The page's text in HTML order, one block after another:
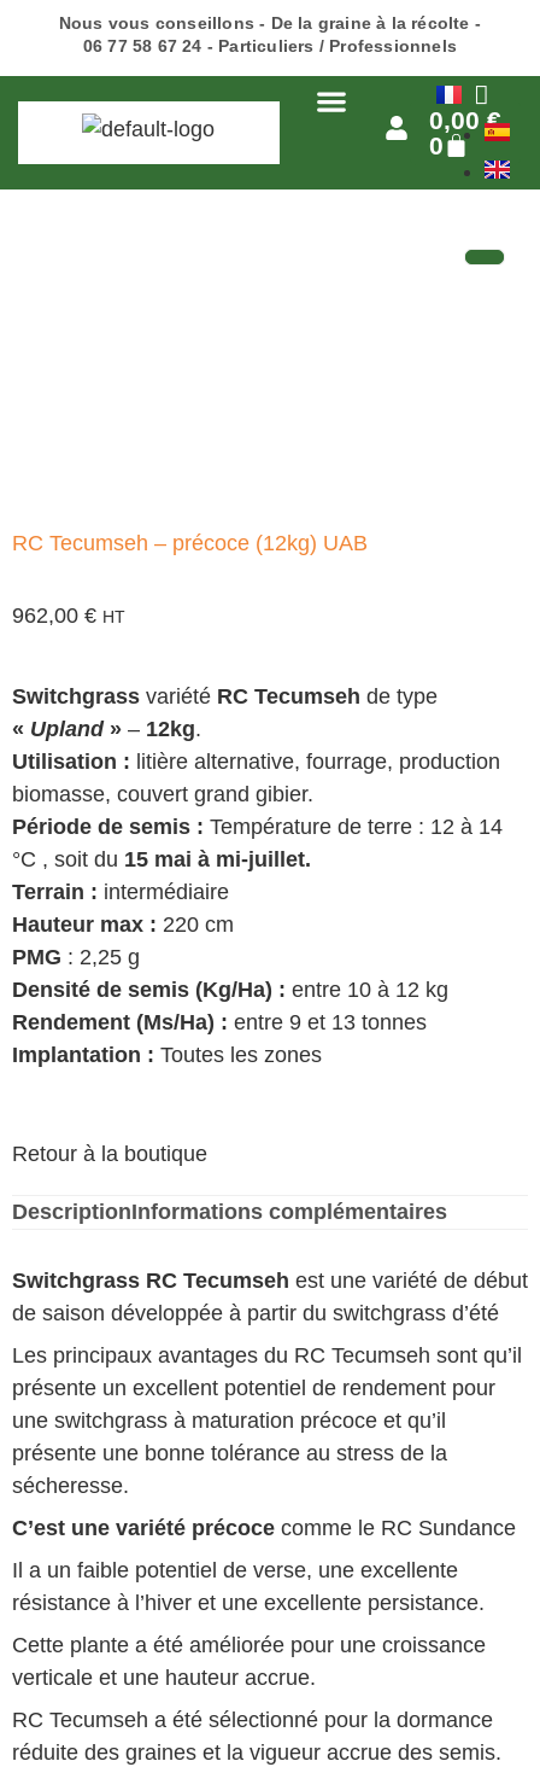
Nous vous conseillons - De la graine à la récolte -
06 77 58 67 24 - Particuliers / Professionnels
0,00€
0
RC Tecumseh – précoce (12kg) UAB
962,00 € HT
Switchgrass variété RC Tecumseh de type
« Upland » – 12kg.
Utilisation : litière alternative, fourrage, production
biomasse, couvert grand gibier.
Période de semis : Température de terre : 12 à 14
°C , soit du 15 mai à mi-juillet.
Terrain : intermédiaire
Hauteur max : 220 cm
PMG : 2,25 g
Densité de semis (Kg/Ha) : entre 10 à 12 kg
Rendement (Ms/Ha) : entre 9 et 13 tonnes
Implantation : Toutes les zones
Retour à la boutique
DescriptionInformations complémentaires
Switchgrass RC Tecumseh est une variété de début
de saison développée à partir du switchgrass d’été
Les principaux avantages du RC Tecumseh sont qu’il
présente un excellent potentiel de rendement pour
une switchgrass à maturation précoce et qu’il
présente une bonne tolérance au stress de la
sécheresse.
C’est une variété précoce comme le RC Sundance
Il a un faible potentiel de verse, une excellente
résistance à l’hiver et une excellente persistance.
Cette plante a été améliorée pour une croissance
verticale et une hauteur accrue.
RC Tecumseh a été sélectionné pour la dormance
réduite des graines et la vigueur accrue des semis.